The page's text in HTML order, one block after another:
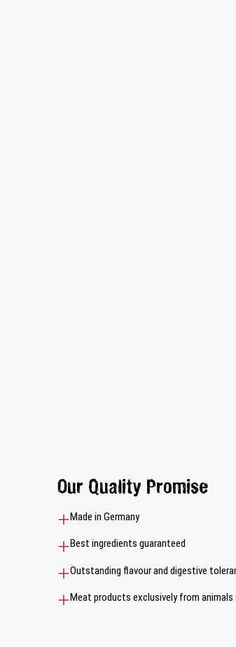
Our Quality Promise
Made in Germany
Best ingredients guaranteed
Outstanding flavour and digestive
Meat products exclusively from